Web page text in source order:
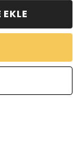
EKLE